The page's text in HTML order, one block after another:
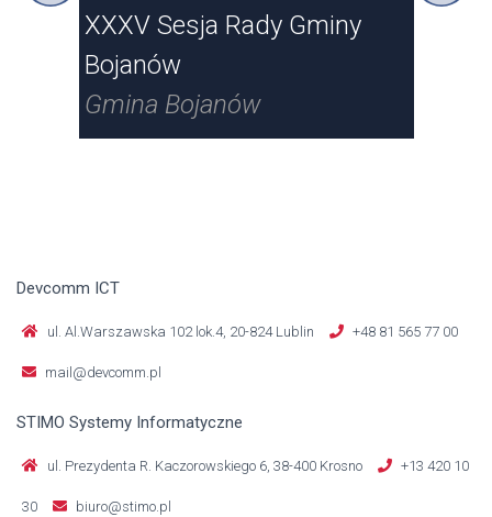
XXXV Sesja Rady Gminy
Bojanów
Gmina Bojanów
Devcomm ICT
ul. Al.Warszawska 102 lok.4, 20-824 Lublin +48 81 565 77 00
mail@devcomm.pl
STIMO Systemy Informatyczne
ul. Prezydenta R. Kaczorowskiego 6, 38-400 Krosno +13 420 10
30 biuro@stimo.pl